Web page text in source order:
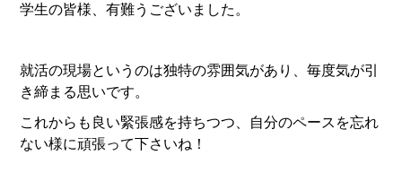
学生の皆様、有難うございました。
就活の現場というのは独特の雰囲気があり、毎度気が引
き締まる思いです。
これからも良い緊張感を持ちつつ、自分のペースを忘れ
ない様に頑張って下さいね！